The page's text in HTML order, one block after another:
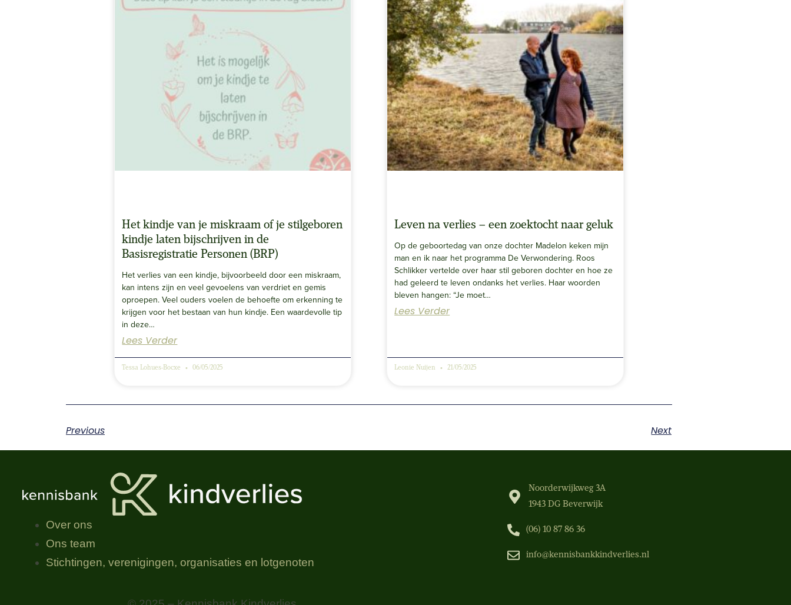
Het kindje van je miskraam of je stilgeboren
kindje laten bijschrijven in de
Basisregistratie Personen (BRP)
Het verlies van een kindje, bijvoorbeeld door een miskraam,
kan intens zijn en veel gevoelens van verdriet en gemis
oproepen. Veel ouders voelen de behoefte om erkenning te
krijgen voor het bestaan van hun kindje. Een waardevolle tip
in deze…
Lees Verder
Tessa Lohues-Bocxe 06/05/2025
Leven na verlies – een zoektocht naar geluk
Op de geboortedag van onze dochter Madelon keken mijn
man en ik naar het programma De Verwondering. Roos
Schlikker vertelde over haar stil geboren dochter en hoe ze
had geleerd te leven ondanks het verlies. Haar woorden
bleven hangen: “Je moet…
Lees Verder
Leonie Nuijen 21/05/2025
Previous Next
Over ons
Ons team
Stichtingen, verenigingen, organisaties​ en lotgenoten
Noorderwijkweg 3A
1943 DG Beverwijk
(06) 10 87 86 36‬
info@kennisbankkindverlies.nl